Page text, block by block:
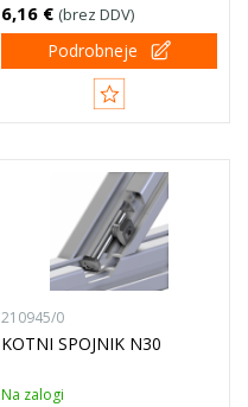
6,16 € (brez DDV)
Podrobneje
210945/0
KOTNI SPOJNIK N30
Na zalogi